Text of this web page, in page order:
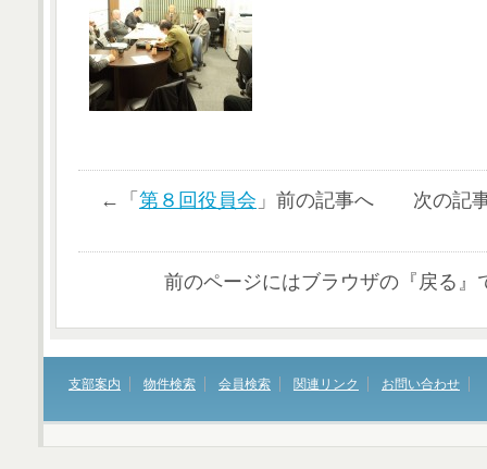
←「 第８回役員会 」前の記事へ 次の記
前のページにはブラウザの『戻る』
支部案内 物件検索 会員検索 関連リンク お問い合わせ